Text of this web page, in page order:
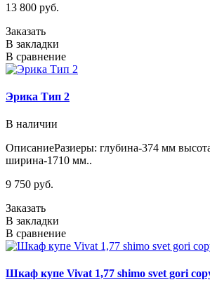
13 800 руб.
Заказать
В закладки
В сравнение
Эрика Тип 2
В наличии
ОписаниеРазиеры: глубина-374 мм
ширина-1710 мм..
9 750 руб.
Заказать
В закладки
В сравнение
Шкаф купе Vivat 1,77 shimo svet gori